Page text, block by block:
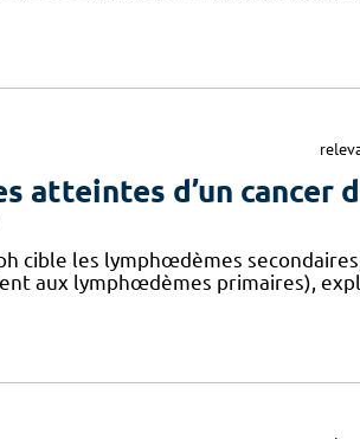
atteintes d’un cancer
cible les lymphœdèmes
aux lymphœdèmes primaires),